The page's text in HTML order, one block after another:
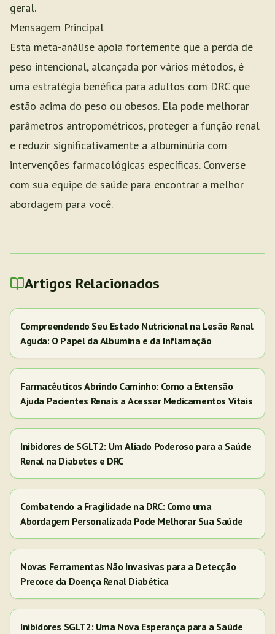
geral.
Mensagem Principal
Esta meta-análise apoia fortemente que a perda de
peso intencional, alcançada por vários métodos, é
uma estratégia benéfica para adultos com DRC que
estão acima do peso ou obesos. Ela pode melhorar
parâmetros antropométricos, proteger a função renal
e reduzir significativamente a albuminúria com
intervenções farmacológicas específicas. Converse
com sua equipe de saúde para encontrar a melhor
abordagem para você.
Artigos Relacionados
Compreendendo Seu Estado Nutricional na Lesão Renal
Aguda: O Papel da Albumina e da Inflamação
Farmacêuticos Abrindo Caminho: Como a Extensão
Ajuda Pacientes Renais a Acessar Medicamentos Vitais
Inibidores de SGLT2: Um Aliado Poderoso para a Saúde
Renal na Diabetes e DRC
Combatendo a Fragilidade na DRC: Como uma
Abordagem Personalizada Pode Melhorar Sua Saúde
Novas Ferramentas Não Invasivas para a Detecção
Precoce da Doença Renal Diabética
Inibidores SGLT2: Uma Nova Esperança para a Saúde